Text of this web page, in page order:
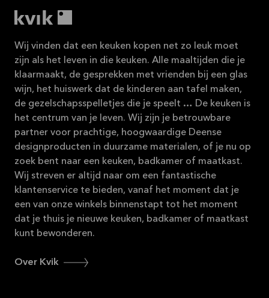
Wij vinden dat een keuken kopen net zo leuk moet
zijn als het leven in die keuken. Alle maaltijden die je
klaarmaakt, de gesprekken met vrienden bij een glas
wijn, het huiswerk dat de kinderen aan tafel maken,
de gezelschapsspelletjes die je speelt … De keuken is
het centrum van je leven. Wij zijn je betrouwbare
partner voor prachtige, hoogwaardige Deense
designproducten in duurzame materialen, of je nu op
zoek bent naar een keuken, badkamer of maatkast.
Wij streven er altijd naar om een fantastische
klantenservice te bieden, vanaf het moment dat je
een van onze winkels binnenstapt tot het moment
dat je thuis je nieuwe keuken, badkamer of maatkast
kunt bewonderen.
Over Kvik